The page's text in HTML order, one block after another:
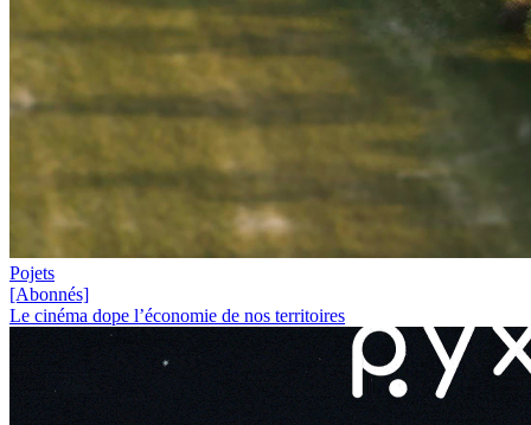
Pojets
[Abonnés]
Le cinéma dope l’économie de nos territoires